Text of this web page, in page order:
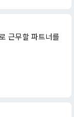
근무할 파트너를